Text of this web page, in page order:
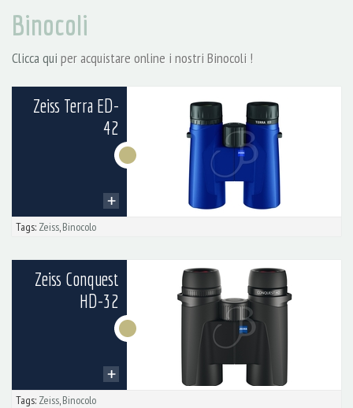
Binocoli
Clicca quiper acquistare online i nostri Binocoli !
Zeiss Terra ED-
42
Tags: Zeiss,Binocolo
Zeiss Conquest
HD-32
Tags: Zeiss,Binocolo